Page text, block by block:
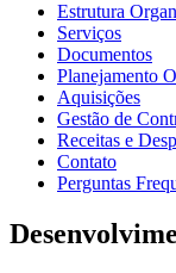
Estrutura
Serviços
Documentos
Planejamento
Aquisições
Gestão de
Receitas e
Contato
Perguntas